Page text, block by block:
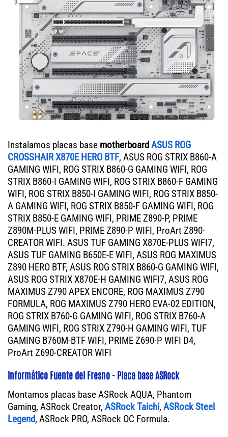
Instalamos placas base motherboardASUS ROG
CROSSHAIR X870E HERO BTF, ASUS ROG STRIX B860-A
GAMING WIFI, ROG STRIX B860-G GAMING WIFI, ROG
STRIX B860-I GAMING WIFI, ROG STRIX B860-F GAMING
WIFI, ROG STRIX B850-I GAMING WIFI, ROG STRIX B850-
A GAMING WIFI, ROG STRIX B850-F GAMING WIFI, ROG
STRIX B850-E GAMING WIFI, PRIME Z890-P, PRIME
Z890M-PLUS WIFI, PRIME Z890-P WIFI, ProArt Z890-
CREATOR WIFI. ASUS TUF GAMING X870E-PLUS WIFI7,
ASUS TUF GAMING B650E-E WIFI, ASUS ROG MAXIMUS
Z890 HERO BTF, ASUS ROG STRIX B860-G GAMING WIFI,
ASUS ROG STRIX X870E-H GAMING WIFI7, ASUS ROG
MAXIMUS Z790 APEX ENCORE, ROG MAXIMUS Z790
FORMULA, ROG MAXIMUS Z790 HERO EVA-02 EDITION,
ROG STRIX B760-G GAMING WIFI, ROG STRIX B760-A
GAMING WIFI, ROG STRIX Z790-H GAMING WIFI, TUF
GAMING B760M-BTF WIFI, PRIME Z690-P WIFI D4,
ProArt Z690-CREATOR WIFI
Informático Fuente del Fresno - Placa base ASRock
Montamos placas base ASRock AQUA, Phantom
Gaming, ASRock Creator, ASRock Taichi, ASRock Steel
Legend, ASRock PRO, ASRock OC Formula.